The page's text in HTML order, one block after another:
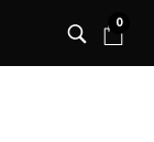
0